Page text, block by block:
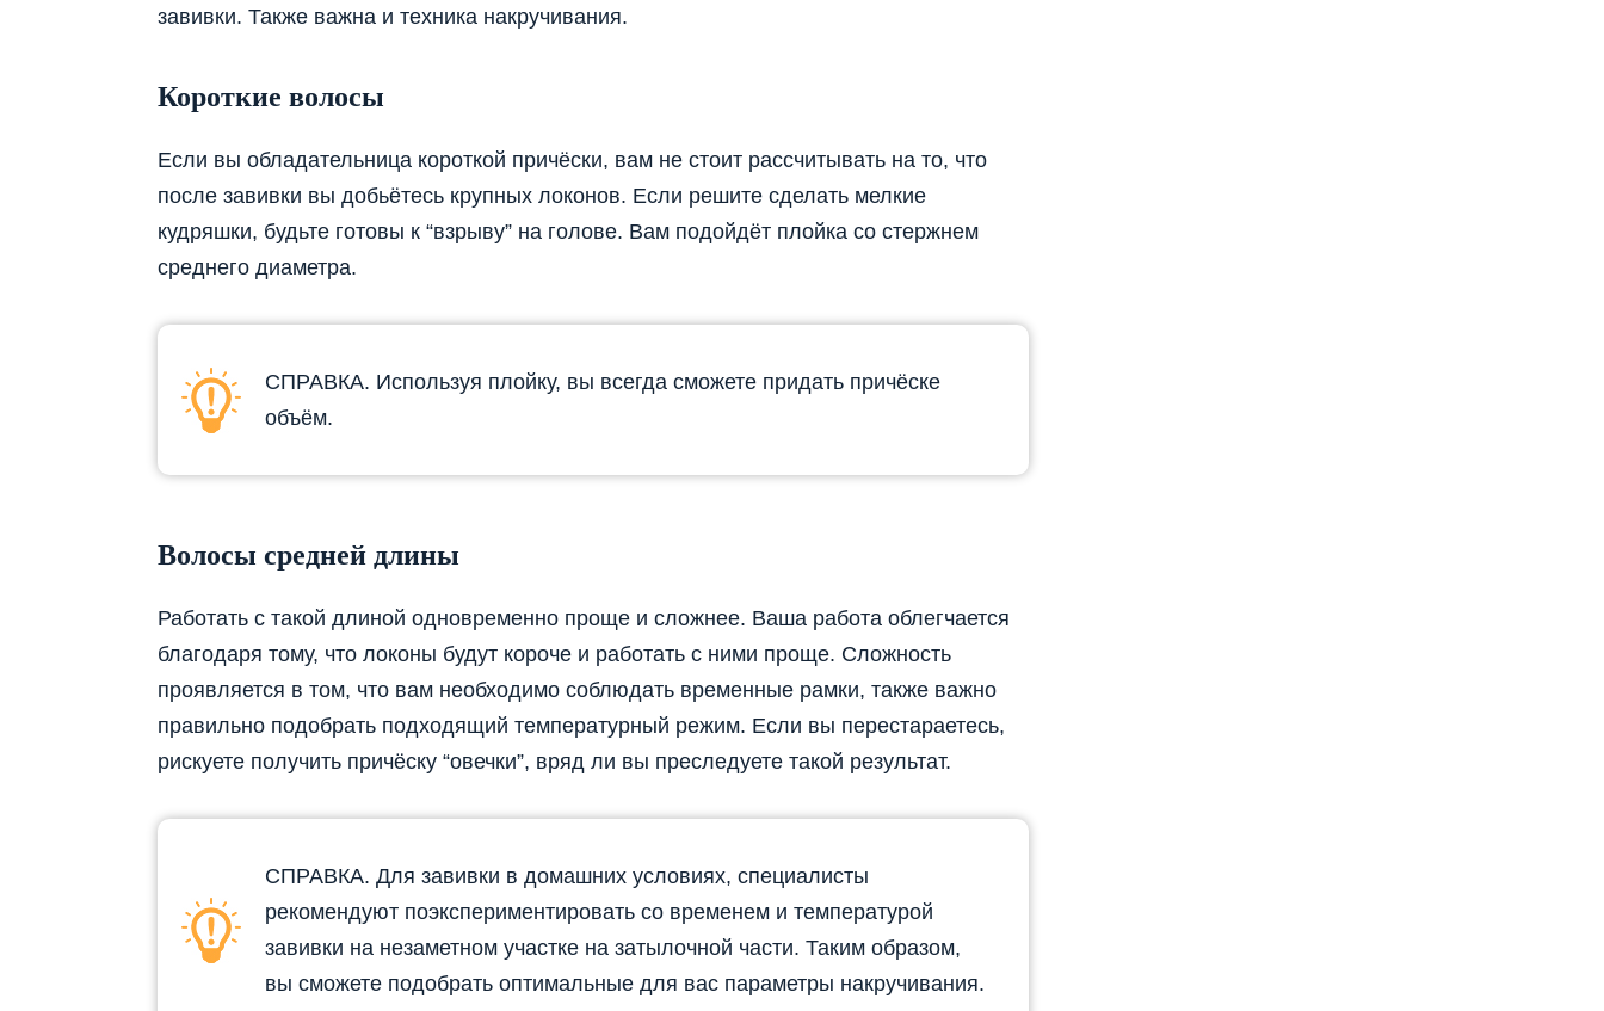
завивки. Также важна и техника накручивания.
Короткие волосы
Если вы обладательница короткой причёски, вам не стоит рассчитывать на то, что
после завивки вы добьётесь крупных локонов. Если решите сделать мелкие
кудряшки, будьте готовы к “взрыву” на голове. Вам подойдёт плойка со стержнем
среднего диаметра.
СПРАВКА. Используя плойку, вы всегда сможете придать причёске
объём.
Волосы средней длины
Работать с такой длиной одновременно проще и сложнее. Ваша работа облегчается
благодаря тому, что локоны будут короче и работать с ними проще. Сложность
проявляется в том, что вам необходимо соблюдать временные рамки, также важно
правильно подобрать подходящий температурный режим. Если вы перестараетесь,
рискуете получить причёску “овечки”, вряд ли вы преследуете такой результат.
СПРАВКА. Для завивки в домашних условиях, специалисты
рекомендуют поэкспериментировать со временем и температурой
завивки на незаметном участке на затылочной части. Таким образом,
вы сможете подобрать оптимальные для вас параметры накручивания.